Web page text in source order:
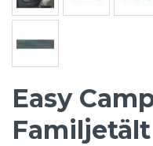
Easy
Familjetält